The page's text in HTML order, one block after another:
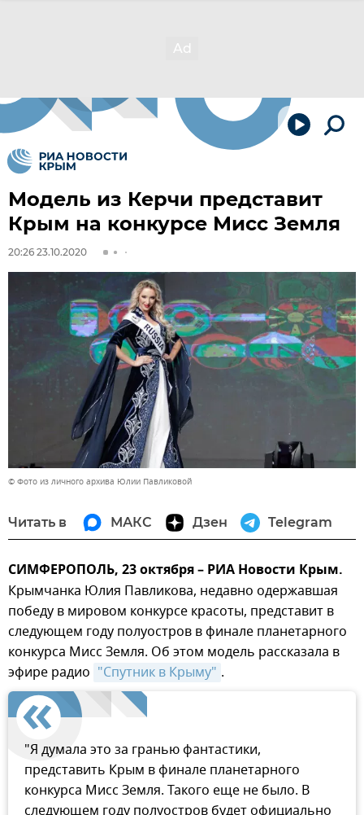
Модель из Керчи представит
Крым на конкурсе Мисс Земля
20:26 23.10.2020
© Фото из личного архива Юлии Павликовой
Читать в МАКС Дзен Telegram
СИМФЕРОПОЛЬ, 23 октября – РИА Новости Крым.
Крымчанка Юлия Павликова, недавно одержавшая
победу в мировом конкурсе красоты, представит в
следующем году полуостров в финале планетарного
конкурса Мисс Земля. Об этом модель рассказала в
эфире радио "Спутник в Крыму" .
"Я думала это за гранью фантастики,
представить Крым в финале планетарного
конкурса Мисс Земля. Такого еще не было. В
следующем году полуостров будет официально